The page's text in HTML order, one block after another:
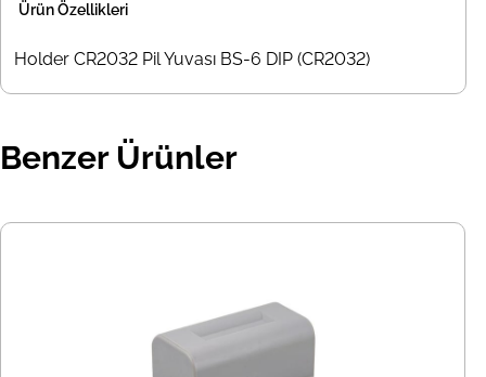
Ürün Özellikleri
Holder CR2032 Pil Yuvası BS-6 DIP (CR2032)
Benzer Ürünler